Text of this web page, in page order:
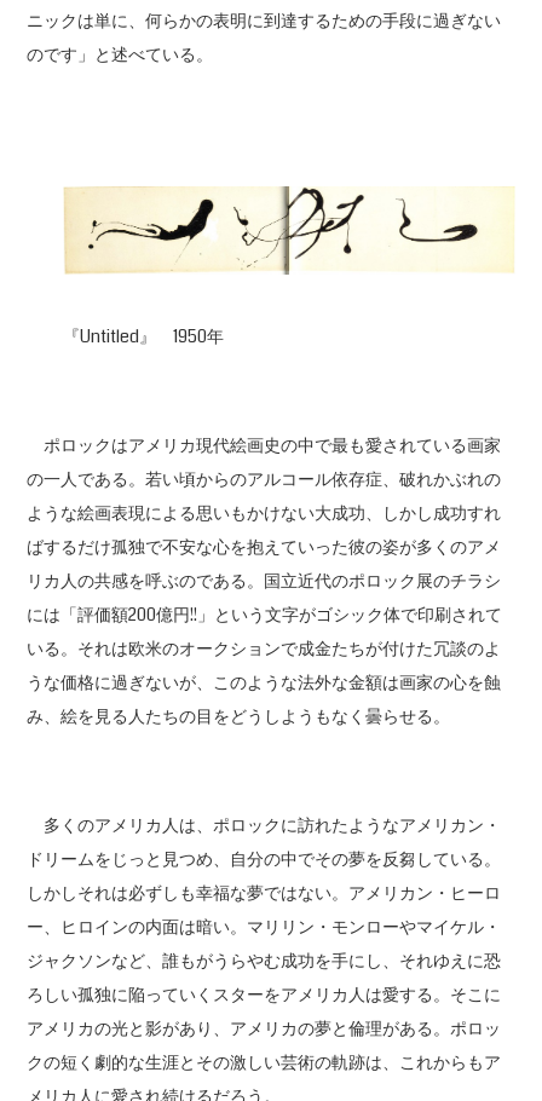
ニックは単に、何らかの表明に到達するための手段に過ぎない
のです」と述べている。
『Untitled』 1950年
ポロックはアメリカ現代絵画史の中で最も愛されている画家
の一人である。若い頃からのアルコール依存症、破れかぶれの
ような絵画表現による思いもかけない大成功、しかし成功すれ
ばするだけ孤独で不安な心を抱えていった彼の姿が多くのアメ
リカ人の共感を呼ぶのである。国立近代のポロック展のチラシ
には「評価額200億円!!」という文字がゴシック体で印刷されて
いる。それは欧米のオークションで成金たちが付けた冗談のよ
うな価格に過ぎないが、このような法外な金額は画家の心を蝕
み、絵を見る人たちの目をどうしようもなく曇らせる。
多くのアメリカ人は、ポロックに訪れたようなアメリカン・
ドリームをじっと見つめ、自分の中でその夢を反芻している。
しかしそれは必ずしも幸福な夢ではない。アメリカン・ヒーロ
ー、ヒロインの内面は暗い。マリリン・モンローやマイケル・
ジャクソンなど、誰もがうらやむ成功を手にし、それゆえに恐
ろしい孤独に陥っていくスターをアメリカ人は愛する。そこに
アメリカの光と影があり、アメリカの夢と倫理がある。ポロッ
クの短く劇的な生涯とその激しい芸術の軌跡は、これからもア